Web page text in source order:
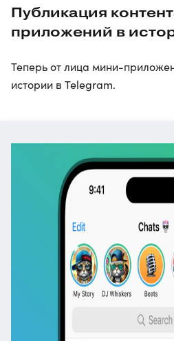
Публикация
приложений в
Теперь от лица мини-
истории в Telegram.